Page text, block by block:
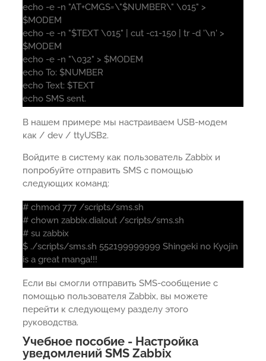
echo -e -n "AT+CMGS=\"$NUMBER\" \015" >
$MODEM
echo -e -n "$TEXT \015" | cut -c1-150 | tr -d '\n' >
$MODEM
echo -e -n "\032" > $MODEM
echo To: $NUMBER
echo Text: $TEXT
echo SMS sent.
В нашем примере мы настраиваем USB-модем
как / dev / ttyUSB2.
Войдите в систему как пользователь Zabbix и
попробуйте отправить SMS с помощью
следующих команд:
# chmod 777 /scripts/sms.sh
# chown zabbix.dialout /scripts/sms.sh
# su zabbix
$ ./scripts/sms.sh 552199999999 Shingeki no Kyojin
is a great manga!!!
Если вы смогли отправить SMS-сообщение с
помощью пользователя Zabbix, вы можете
перейти к следующему разделу этого
руководства.
Учебное пособие - Настройка
уведомлений SMS Zabbix